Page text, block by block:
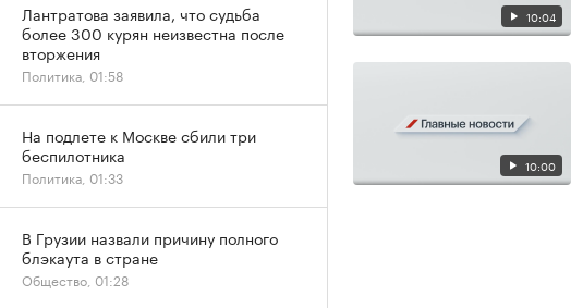
10:04
10:00
Лантратова заявила, что судьба
более 300 курян неизвестна после
вторжения
Политика, 01:58
На подлете к Москве сбили три
беспилотника
Политика, 01:33
В Грузии назвали причину полного
блэкаута в стране
Общество, 01:28